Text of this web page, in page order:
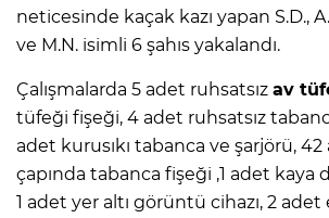
neticesinde kaçak kazı yapan S.D.,
ve M.N. isimli 6 şahıs yakalandı.
Çalışmalarda 5 adet ruhsatsız av
tüfeği fişeği, 4 adet ruhsatsız
adet kurusıkı tabanca ve şarjörü,
çapında tabanca fişeği ,1 adet kaya
1 adet yer altı görüntü cihazı, 2